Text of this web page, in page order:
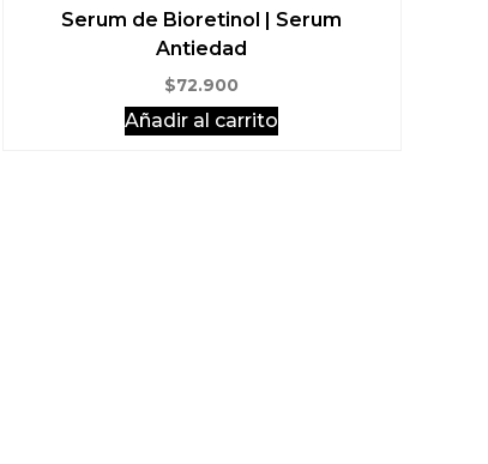
Serum de Bioretinol | Serum
Antiedad
$72.900
Añadir al carrito